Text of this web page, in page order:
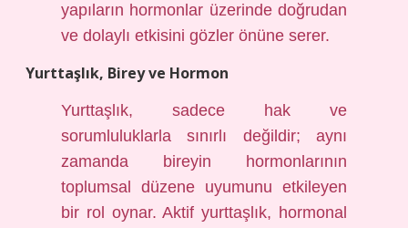
yapıların hormonlar üzerinde doğrudan
ve dolaylı etkisini gözler önüne serer.
Yurttaşlık, Birey ve Hormon
Yurttaşlık, sadece hak ve
sorumluluklarla sınırlı değildir; aynı
zamanda bireyin hormonlarının
toplumsal düzene uyumunu etkileyen
bir rol oynar. Aktif yurttaşlık, hormonal